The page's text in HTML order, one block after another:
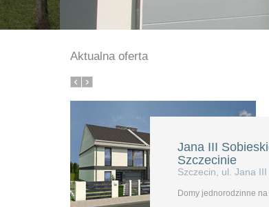
Aktualna oferta
Jana III
Szczecinie
Szczecin, ul. Jana
Domy jednorodzinne